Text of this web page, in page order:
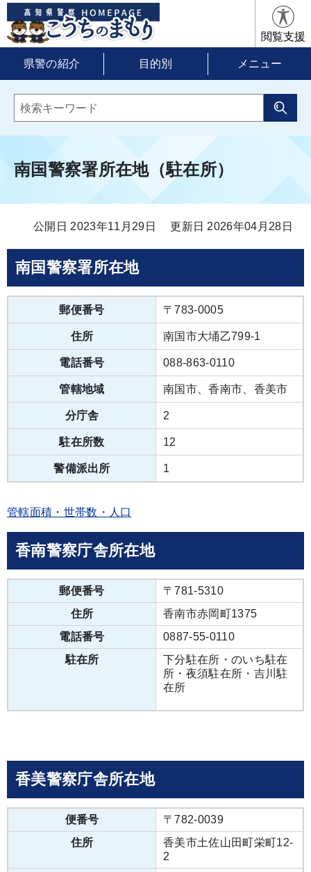
閲覧支援
県警の紹介 目的別 メニュー
南国警察署所在地（駐在所）
公開日 2023年11月29日 更新日 2026年04月28日
南国警察署所在地
郵便番号 〒783-0005
住所 南国市大埇乙799-1
電話番号 088-863-0110
管轄地域 南国市、香南市、香美市
分庁舎 2
駐在所数 12
警備派出所 1
管轄面積・世帯数・人口
香南警察庁舎所在地
郵便番号
〒781-5310
住所
香南市赤岡町1375
電話番号
0887-55-0110
駐在所
下分駐在所・のいち駐在
所・夜須駐在所・吉川駐
在所
香美警察庁舎所在地
便番号
〒782-0039
住所
香美市土佐山田町栄町12-
2